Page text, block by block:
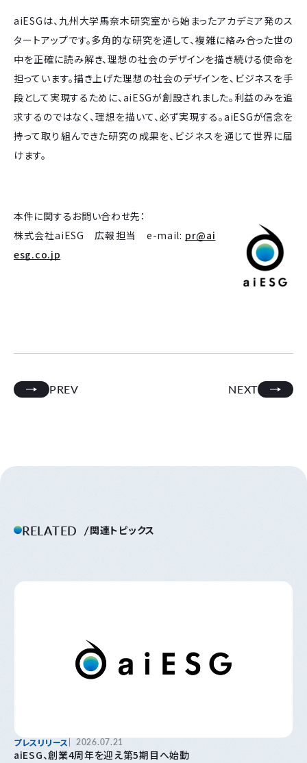
aiESGは、九州大学馬奈木研究室から始まったアカデミア発のス
タートアップです。多角的な研究を通して、複雑に絡み合った世の
中を正確に読み解き、理想の社会のデザインを描き続ける使命を
担っています。描き上げた理想の社会のデザインを、ビジネスを手
段として実現するために、aiESGが創設されました。利益のみを追
求するのではなく、理想を描いて、必ず実現する。aiESGが信念を
持って取り組んできた研究の成果を、ビジネスを通じて世界に届
けます。
本件に関するお問い合わせ先：
株式会社aiESG 広報担当 e-mail: pr@ai
esg.co.jp
PREV NEXT
RELATED 関連トピックス
プレスリリース 2026.07.21
aiESG、創業4周年を迎え第5期目へ始動